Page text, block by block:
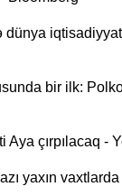
bir ilk:
çırpılacaq -
yaxın